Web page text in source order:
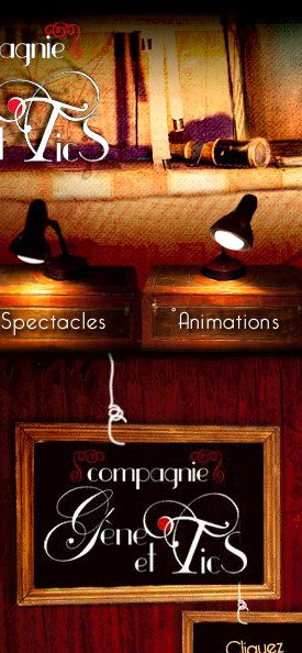
Spectacles Animations